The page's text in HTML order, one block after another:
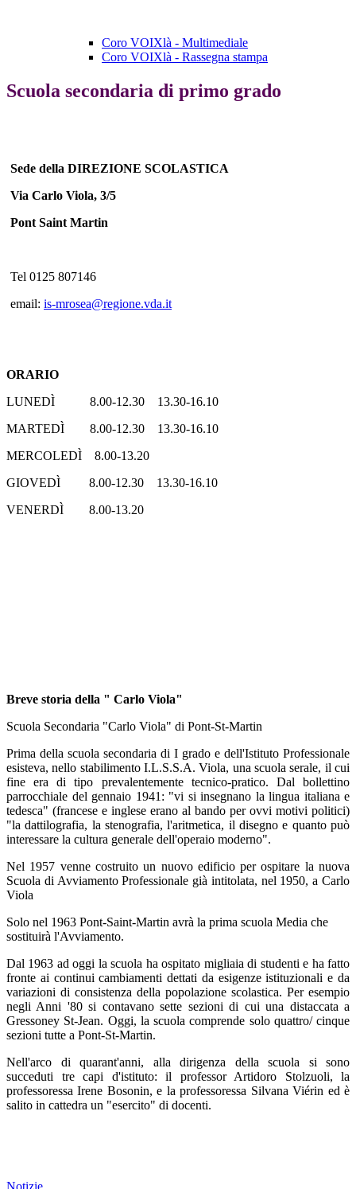
Coro VOIXlà - Multimediale
Coro VOIXlà - Rassegna stampa
Scuola secondaria di primo grado
Sede della DIREZIONE SCOLASTICA
Via Carlo Viola, 3/5
Pont Saint Martin
Tel 0125 807146
email: is-mrosea@regione.vda.it
ORARIO
LUNEDÌ 8.00-12.30 13.30-16.10
MARTEDÌ 8.00-12.30 13.30-16.10
MERCOLEDÌ 8.00-13.20
GIOVEDÌ 8.00-12.30 13.30-16.10
VENERDÌ 8.00-13.20
Breve storia della " Carlo Viola"
Scuola Secondaria "Carlo Viola" di Pont-St-Martin
Prima della scuola secondaria di I grado e dell'Istituto Professionale
esisteva, nello stabilimento I.L.S.S.A. Viola, una scuola serale, il cui
fine era di tipo prevalentemente tecnico-pratico. Dal bollettino
parrocchiale del gennaio 1941: "vi si insegnano la lingua italiana e
tedesca" (francese e inglese erano al bando per ovvi motivi politici)
"la dattilografia, la stenografia, l'aritmetica, il disegno e quanto può
interessare la cultura generale dell'operaio moderno".
Nel 1957 venne costruito un nuovo edificio per ospitare la nuova
Scuola di Avviamento Professionale già intitolata, nel 1950, a Carlo
Viola
Solo nel 1963 Pont-Saint-Martin avrà la prima scuola Media che
sostituirà l'Avviamento.
Dal 1963 ad oggi la scuola ha ospitato migliaia di studenti e ha fatto
fronte ai continui cambiamenti dettati da esigenze istituzionali e da
variazioni di consistenza della popolazione scolastica. Per esempio
negli Anni '80 si contavano sette sezioni di cui una distaccata a
Gressoney St-Jean. Oggi, la scuola comprende solo quattro/ cinque
sezioni tutte a Pont-St-Martin.
Nell'arco di quarant'anni, alla dirigenza della scuola si sono
succeduti tre capi d'istituto: il professor Artidoro Stolzuoli, la
professoressa Irene Bosonin, e la professoressa Silvana Viérin ed è
salito in cattedra un "esercito" di docenti.